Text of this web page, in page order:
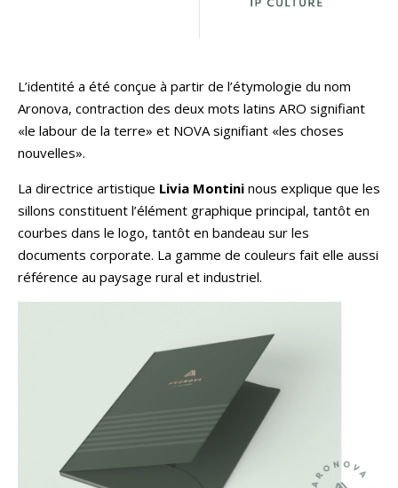
L’identité a été conçue à partir de l’étymologie du nom
Aronova, contraction des deux mots latins ARO signifiant
«le labour de la terre» et NOVA signifiant «les choses
nouvelles».
La directrice artistique Livia Montini nous explique que les
sillons constituent l’élément graphique principal, tantôt en
courbes dans le logo, tantôt en bandeau sur les
documents corporate. La gamme de couleurs fait elle aussi
référence au paysage rural et industriel.